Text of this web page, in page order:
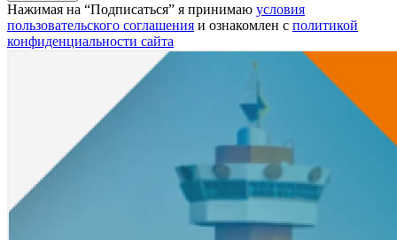
Нажимая на “Подписаться” я принимаю условия
пользовательского соглашения и ознакомлен с политикой
конфиденциальности сайта